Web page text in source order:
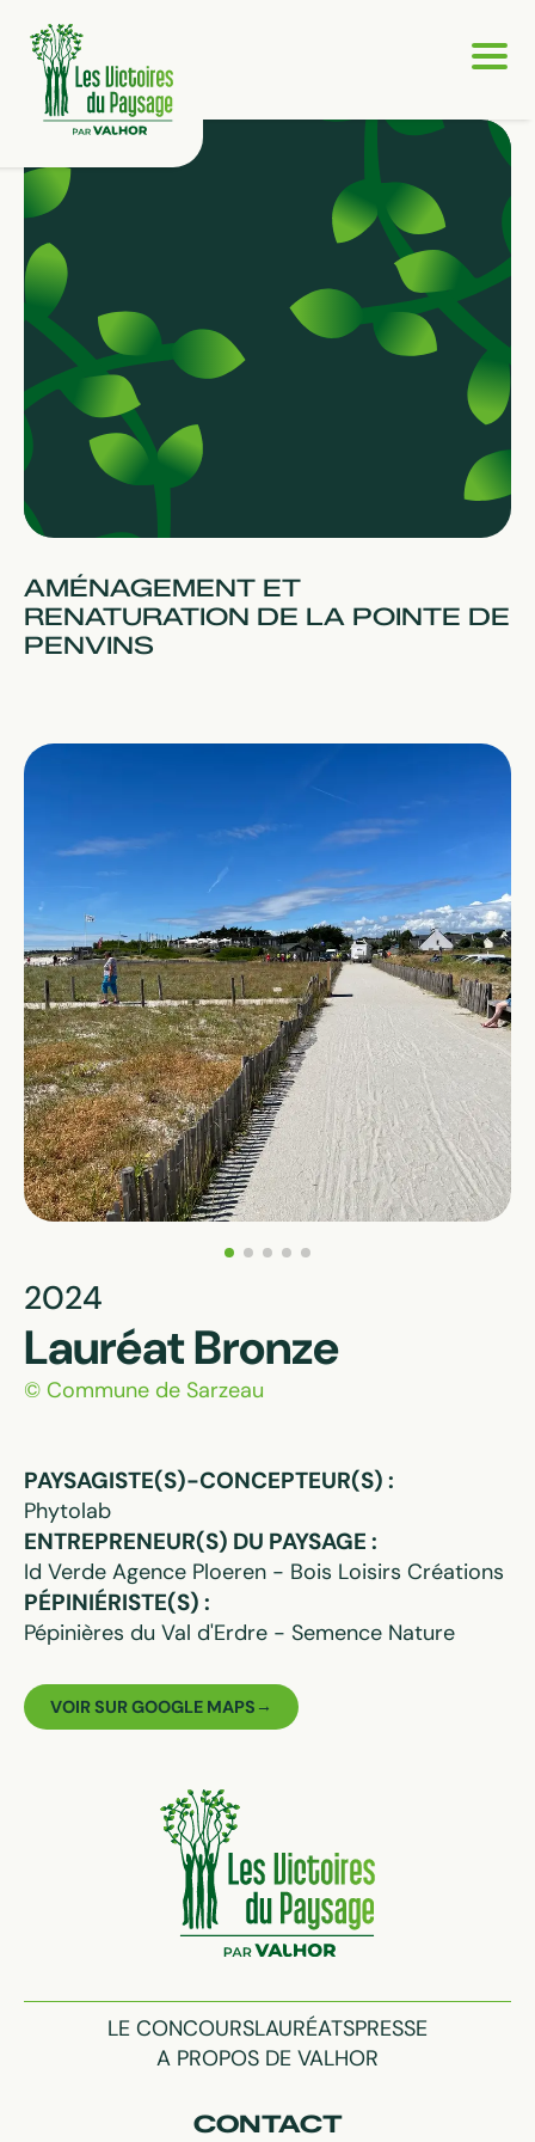
AMÉNAGEMENT ET
RENATURATION DE LA POINTE DE
PENVINS
2024
Lauréat Bronze
© Commune de Sarzeau
PAYSAGISTE(S)-CONCEPTEUR(S) :
Phytolab
ENTREPRENEUR(S) DU PAYSAGE :
Id Verde Agence Ploeren - Bois Loisirs Créations
PÉPINIÉRISTE(S) :
Pépinières du Val d'Erdre - Semence Nature
VOIR SUR GOOGLE MAPS
LE CONCOURSLAURÉATSPRESSE
A PROPOS DE VALHOR
CONTACT